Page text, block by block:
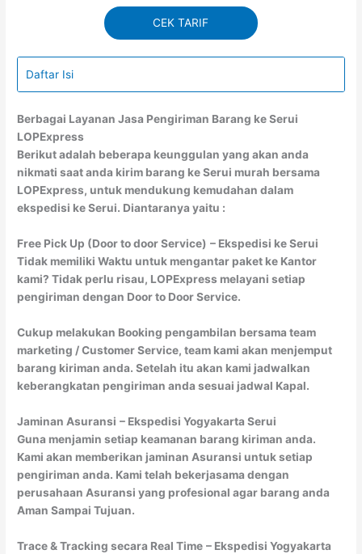
CEK TARIF
Daftar Isi
Berbagai Layanan Jasa Pengiriman Barang ke Serui
LOPExpress
Berikut adalah beberapa keunggulan yang akan anda
nikmati saat anda kirim barang ke Serui murah bersama
LOPExpress, untuk mendukung kemudahan dalam
ekspedisi ke Serui. Diantaranya yaitu :
Free Pick Up (Door to door Service) – Ekspedisi ke Serui
Tidak memiliki Waktu untuk mengantar paket ke Kantor
kami? Tidak perlu risau, LOPExpress melayani setiap
pengiriman dengan Door to Door Service.
Cukup melakukan Booking pengambilan bersama team
marketing / Customer Service, team kami akan menjemput
barang kiriman anda. Setelah itu akan kami jadwalkan
keberangkatan pengiriman anda sesuai jadwal Kapal.
Jaminan Asuransi – Ekspedisi Yogyakarta Serui
Guna menjamin setiap keamanan barang kiriman anda.
Kami akan memberikan jaminan Asuransi untuk setiap
pengiriman anda. Kami telah bekerjasama dengan
perusahaan Asuransi yang profesional agar barang anda
Aman Sampai Tujuan.
Trace & Tracking secara Real Time – Ekspedisi Yogyakarta